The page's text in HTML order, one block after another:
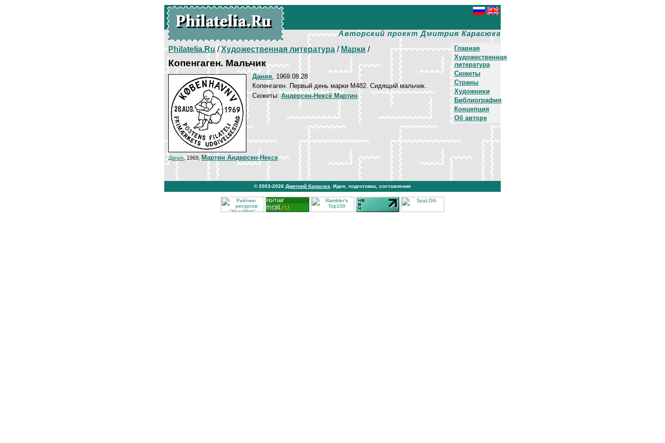
Авторский проект Дмитрия Карасюка
Главная
Художественная
литература
Сюжеты
Страны
Художники
Библиография
Концепция
Об авторе
Philatelia.Ru/Художественная литература/Марки/
Копенгаген. Мальчик
Дания, 1969.08.28
Копенгаген. Первый день марки М482. Сидящий мальчик.
Сюжеты: Андерсен-Нексё Мартин
Дания, 1969, Мартин Андерсен-Нексе
© 2003-2026 Дмитрий Карасюк . Идея, подготовка, составление